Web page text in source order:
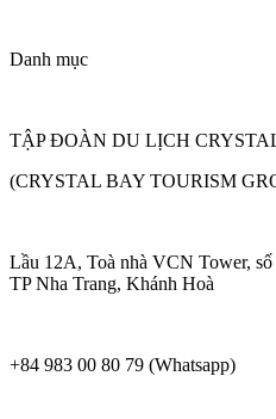
Danh mục
TẬP ĐOÀN DU LỊCH
(CRYSTAL BAY TOURISM
Lầu 12A, Toà nhà VCN Tower,
TP Nha Trang, Khánh Hoà
+84 983 00 80 79 (Whatsapp)